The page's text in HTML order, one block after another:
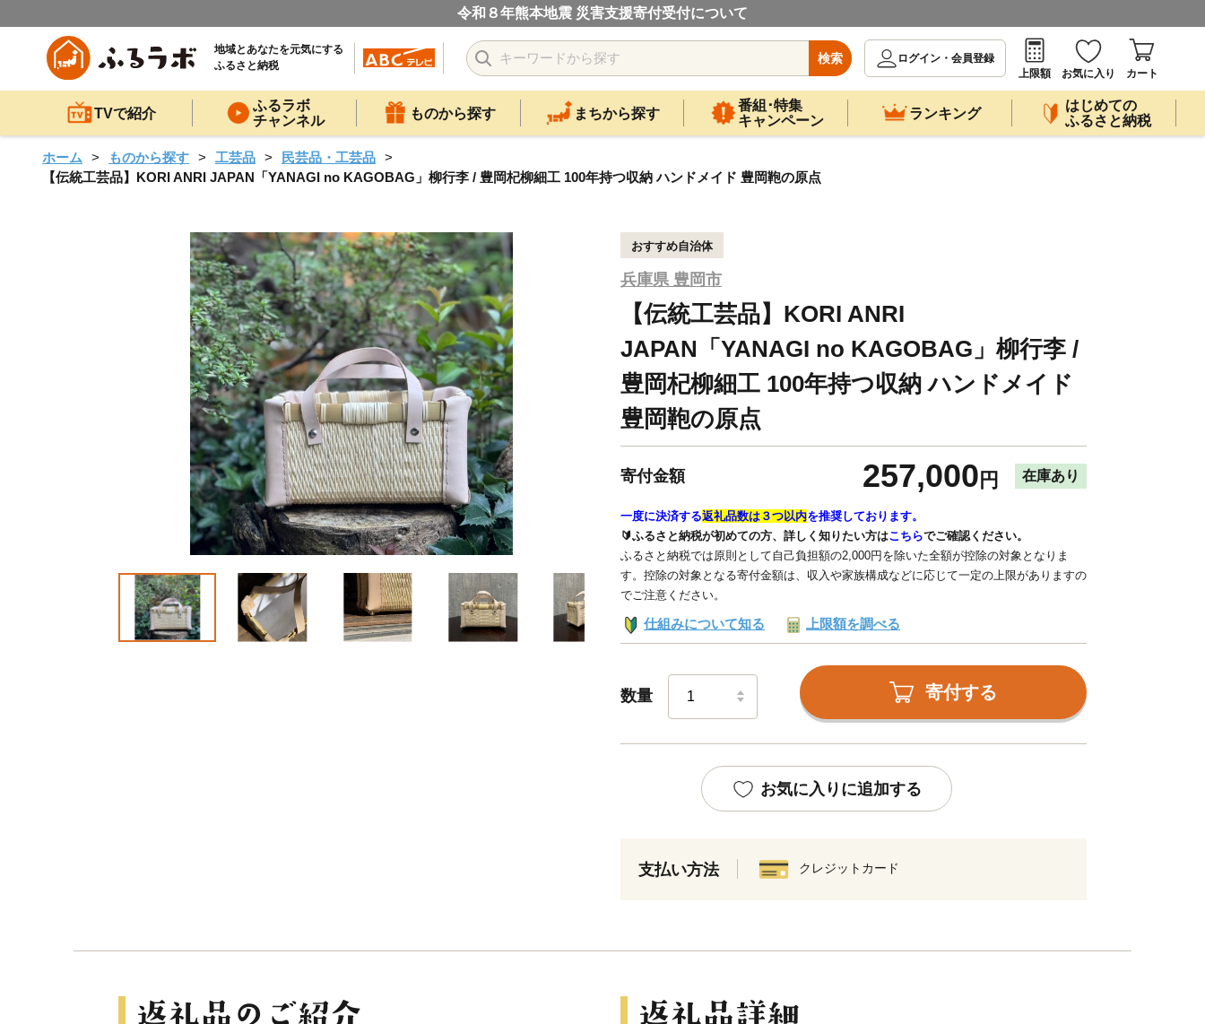
令和８年熊本地震 災害支援寄付受付について
地域とあなたを元気にする
ふるさと納税
検索
ログイン・会員登録
上限額
お気に入り カート
TVで紹介
ふるラボ
チャンネル
ものから探す まちから探す
番組･特集
キャンペーン
ランキング
はじめての
ふるさと納税
ホーム ものから探す 工芸品
民芸品・工芸品
【伝統工芸品】KORI ANRI JAPAN「YANAGI no KAGOBAG」柳行李 / 豊岡杞柳細工 100年持つ収納 ハンドメイド 豊岡鞄の原点
おすすめ自治体
兵庫県 豊岡市
【伝統工芸品】KORI ANRI
JAPAN「YANAGI no KAGOBAG」柳行李 /
豊岡杞柳細工 100年持つ収納 ハンドメイド
豊岡鞄の原点
寄付金額 257,000 円 在庫あり
一度に決済する返礼品数は３つ以内を推奨しております。
🔰ふるさと納税が初めての方、詳しく知りたい方はこちらでご確認ください。
ふるさと納税では原則として自己負担額の2,000円を除いた全額が控除の対象となりま
す。控除の対象となる寄付金額は、収入や家族構成などに応じて一定の上限がありますの
でご注意ください。
仕組みについて知る 上限額を調べる
数量 寄付する
お気に入りに追加する
支払い方法 クレジットカード